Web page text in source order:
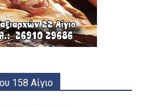
158 Αίγιο